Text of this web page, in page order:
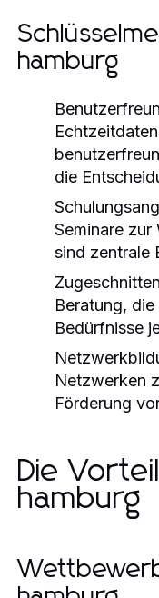
hamburg
die
Seminare
sind zentrale
Beratung,
Bedürfnisse
Netzwerken
Förderung
Die
hamburg